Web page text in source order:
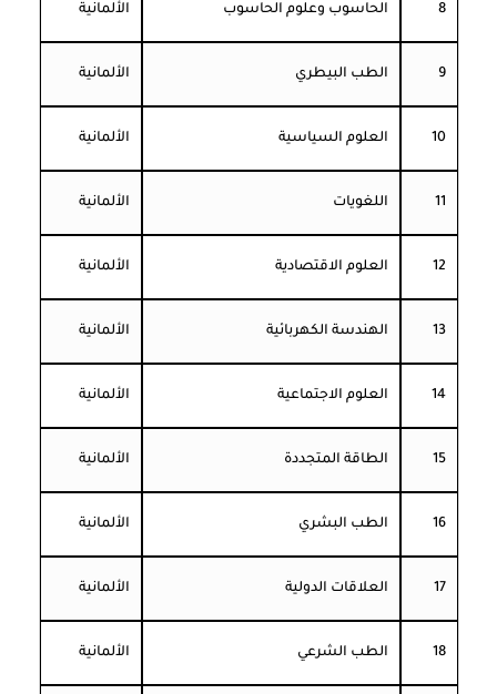
8 الحاسوب وعلوم الحاسوب الألمانية
9 الطب البيطري الألمانية
10 العلوم السياسية الألمانية
11 اللغويات الألمانية
12 العلوم الاقتصادية الألمانية
13 الهندسة الكهربائية الألمانية
14 العلوم الاجتماعية الألمانية
15 الطاقة المتجددة الألمانية
16 الطب البشري الألمانية
17 العلاقات الدولية الألمانية
18 الطب الشرعي الألمانية